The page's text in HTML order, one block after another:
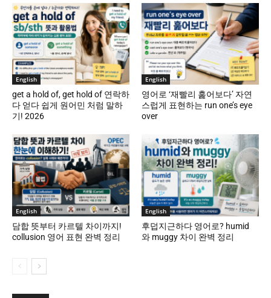
English
get a hold of, get hold of 연락하
다 얻다 쉽게 원어민 처럼 말하
기! 2026
English
영어로 ‘재빨리 훑어보다’ 자연
스럽게 표현하는 run one’s eye
over
English
담합 뜻부터 카르텔 차이까지!
collusion 영어 표현 완벽 정리
English
후덥지근하다 영어로? humid
와 muggy 차이 완벽 정리